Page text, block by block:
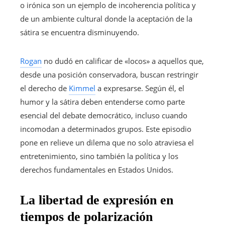
o irónica son un ejemplo de incoherencia política y
de un ambiente cultural donde la aceptación de la
sátira se encuentra disminuyendo.
Rogan no dudó en calificar de «locos» a aquellos que,
desde una posición conservadora, buscan restringir
el derecho de Kimmel a expresarse. Según él, el
humor y la sátira deben entenderse como parte
esencial del debate democrático, incluso cuando
incomodan a determinados grupos. Este episodio
pone en relieve un dilema que no solo atraviesa el
entretenimiento, sino también la política y los
derechos fundamentales en Estados Unidos.
La libertad de expresión en
tiempos de polarización